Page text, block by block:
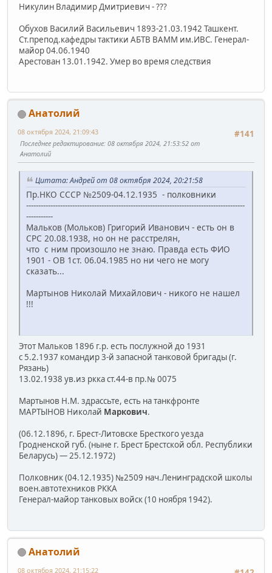
Никулин Владимир Дмитриевич - ???
Обухов Василий Васильевич 1893-21.03.1942 Ташкент.
Ст.препод.кафедры тактики АБТВ ВАММ им.ИВС. Генерал-
майор 04.06.1940
Арестован 13.01.1942. Умер во время следствия
Анатолий
#141
08 октября 2024, 21:09:43
Последнее редактирование: 08 октября 2024, 21:53:52 от
Анатолий
Цитата: Андрей от 08 октября 2024, 20:21:58
Пр.НКО СССР №2509-04.12.1935 - полковники
------------------------------------------------------------------------------------------
-----------
Мальков (Мольков) Григорий Иванович - есть он в
СРС 20.08.1938, но он не расстрелян,
что с ним произошло не знаю. Правда есть ФИО
1901 - ОВ 1ст. 06.04.1985 но ни чего не могу
сказать...
Мартынов Николай Михайлович - никого не нашел
!!!
Этот Мальков 1896 г.р. есть послужной до 1931
с 5.2.1937 командир 3-й запасной танковой бригады (г.
Рязань)
13.02.1938 ув.из ркка ст.44-в пр.№ 0075
Мартынов Н.М. здрассьте, есть на танкфронте
МАРТЫНОВ Николай Маркович.
(06.12.1896, г. Брест-Литовске Бресткого уезда
Гродненской губ. (ныне г. Брест Брестской обл. Республики
Беларусь) — 25.12.1972)
Полковник (04.12.1935) №2509 нач.Ленинградской школы
воен.автотехников РККА
Генерал-майор танковых войск (10 ноября 1942).
Анатолий
08 октября 2024, 21:15:22